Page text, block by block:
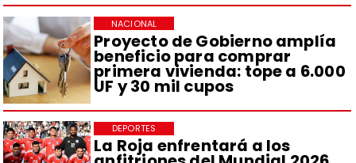
Proyecto de Gobierno amplía
beneficio para comprar
primera vivienda: tope a 6.000
UF y 30 mil cupos
NACIONAL
La Roja enfrentará a los
DEPORTES